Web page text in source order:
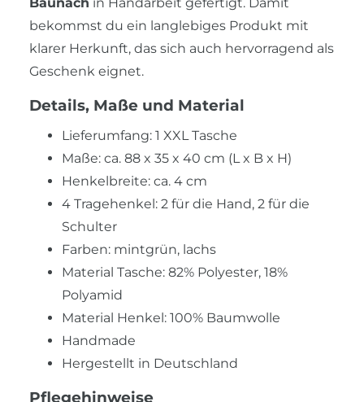
bekommst du ein langlebiges Produkt mit
klarer Herkunft, das sich auch hervorragend als
Geschenk eignet.
Details, Maße und Material
Lieferumfang: 1 XXL Tasche
Maße: ca. 88 x 35 x 40 cm (L x B x H)
Henkelbreite: ca. 4 cm
4 Tragehenkel: 2 für die Hand, 2 für die
Schulter
Farben: mintgrün, lachs
Material Tasche: 82% Polyester, 18%
Polyamid
Material Henkel: 100% Baumwolle
Handmade
Hergestellt in Deutschland
Pflegehinweise